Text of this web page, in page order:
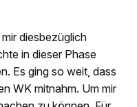
diesbezüglich
in dieser Phase
Es ging so weit, dass
WK mitnahm. Um mir